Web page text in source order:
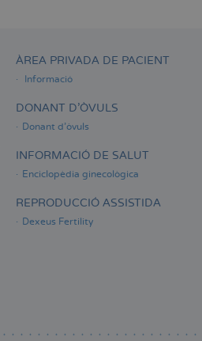
ÀREA PRIVADA DE PACIENT
Informació
DONANT D'ÒVULS
Donant d'òvuls
INFORMACIÓ DE SALUT
Enciclopèdia ginecològica
REPRODUCCIÓ ASSISTIDA
Dexeus Fertility